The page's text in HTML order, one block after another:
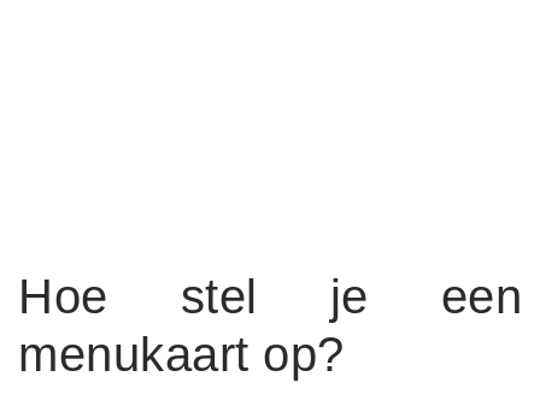
Hoe stel je een
menukaart op?